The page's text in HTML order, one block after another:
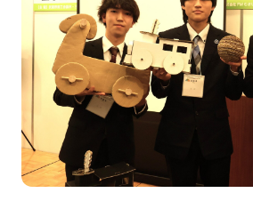
こども科
東京エアトラベル・ホ
英語キャリア科
ホテル科
ブライダル科
エア
観光
鉄道
大学
キャリア支援